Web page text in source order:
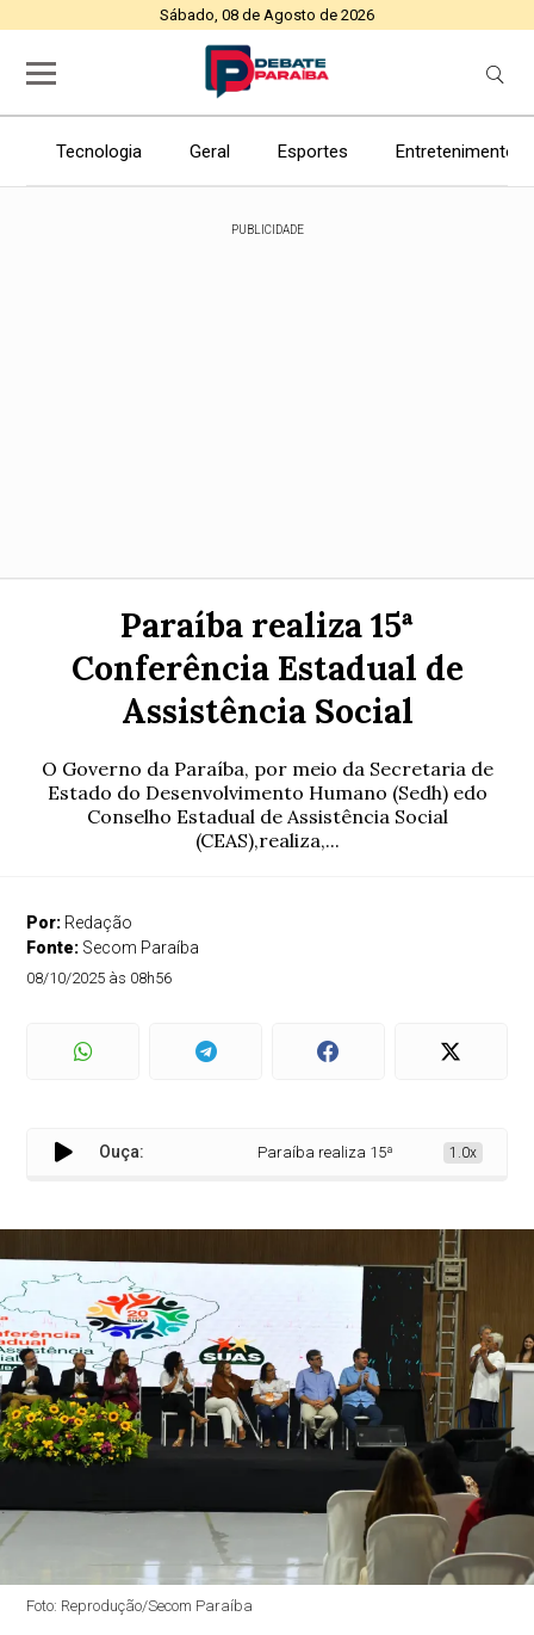
Sábado, 08 de Agosto de 2026
Tecnologia Geral Esportes Entretenimento
PUBLICIDADE
Paraíba realiza 15ª
Conferência Estadual de
Assistência Social
O Governo da Paraíba, por meio da Secretaria de
Estado do Desenvolvimento Humano (Sedh) edo
Conselho Estadual de Assistência Social
(CEAS),realiza,...
Por: Redação
Fonte: Secom Paraíba
08/10/2025 às 08h56
Ouça: Paraíba realiza 15ª Conferência Estadual
1.0x
Foto: Reprodução/Secom Paraíba